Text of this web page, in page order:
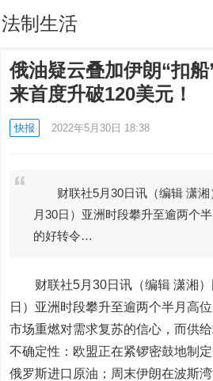
法制生活
俄油疑云叠加伊朗“扣船
来首度升破120美元！
快报 2022年5月30日 18:38
财联社5月30日讯（编辑 潇湘
月30日）亚洲时段攀升至逾两个
的好转令…
财联社5月30日讯（编辑 潇湘）
日）亚洲时段攀升至逾两个半月高
市场重燃对需求复苏的信心，而供
不确定性：欧盟正在紧锣密鼓地制
俄罗斯进口原油；周末伊朗在波斯